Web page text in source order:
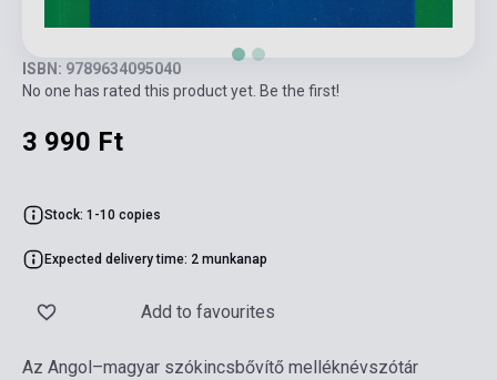
ISBN: 9789634095040
No one has rated this product yet. Be the first!
3 990 Ft
Stock: 1-10 copies
Expected delivery time: 2 munkanap
Add to favourites
Az Angol–magyar szókincsbővítő melléknévszótár